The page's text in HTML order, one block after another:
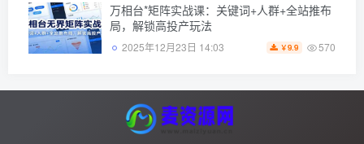
万相台*矩阵实战课：关键词+人群+全站推布
局，解锁高投产玩法
2025年12月23日 14:03 ￥9.9 570